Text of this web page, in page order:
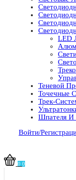
LED
Теневой
Точечные
Трек-
Шпателя И
Войти/
0 0